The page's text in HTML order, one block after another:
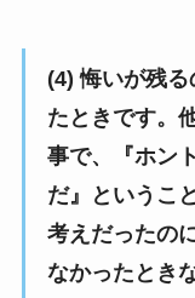
(4) 悔いが残
たときです。
事で、『ホン
だ』というこ
考えだったの
なかったとき